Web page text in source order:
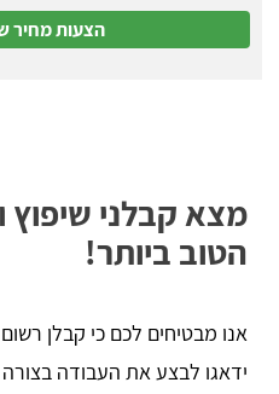
הצעות מחיר
מצא קבלני שיפוץ
הטוב ביותר!
אנו מבטיחים לכם כי קבלן
ידאגו לבצע את העבודה